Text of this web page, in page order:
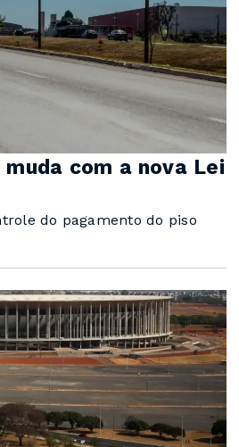
com a nova Lei
do pagamento do piso